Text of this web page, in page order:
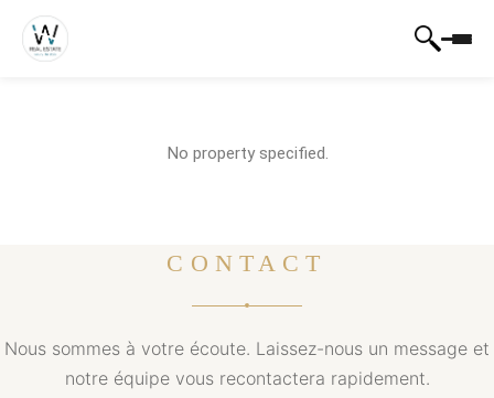
No property specified.
CONTACT
Nous sommes à votre écoute. Laissez-nous un message et
notre équipe vous recontactera rapidement.